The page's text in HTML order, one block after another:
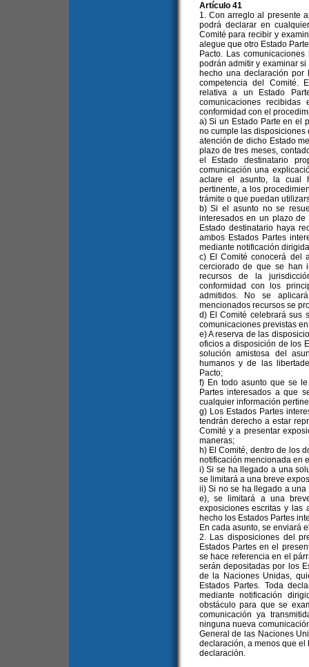
Artículo 41
1. Con arreglo al presente
podrá declarar en
Comité para recibir y
alegue que otro Estado
Pacto. Las
podrán admitir y examinar
hecho una declaración
competencia del Comité.
relativa a un Estado
comunicaciones
conformidad con el
a) Si un Estado Parte en el
no cumple las disposiciones
atención de dicho Estado
plazo de tres meses,
el Estado destinatario
comunicación una
aclare el asunto, la cual
pertinente, a los
trámite o que puedan
b) Si el asunto no se
interesados en un plazo
Estado destinatario haya
ambos Estados Partes
mediante notificación
c) El Comité conocerá del
cerciorado de que se han
recursos de la
conformidad con los
admitidos. No se
mencionados recursos se
d) El Comité celebrará sus
comunicaciones previstas
e) A reserva de las
oficios a disposición de los
solución amistosa del
humanos y de las
Pacto;
f) En todo asunto que se
Partes interesados a que
cualquier información
g) Los Estados Partes
tendrán derecho a estar
Comité y a presentar
maneras;
h) El Comité, dentro de los
notificación mencionada en
i) Si se ha llegado a una
se limitará a una breve
ii) Si no se ha llegado a
e), se limitará a una
exposiciones escritas y las
hecho los Estados Partes
En cada asunto, se enviará
2. Las disposiciones del
Estados Partes en el
se hace referencia en el
serán depositadas por los
de la Naciones Unidas,
Estados Partes. Toda
mediante notificación
obstáculo para que se
comunicación ya
ninguna nueva
General de las Naciones
declaración, a menos que
declaración.